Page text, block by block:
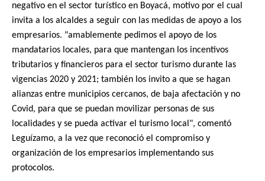
negativo en el sector turístico en Boyacá, motivo por el cual
invita a los alcaldes a seguir con las medidas de apoyo a los
empresarios. "amablemente pedimos el apoyo de los
mandatarios locales, para que mantengan los incentivos
tributarios y financieros para el sector turismo durante las
vigencias 2020 y 2021; también los invito a que se hagan
alianzas entre municipios cercanos, de baja afectación y no
Covid, para que se puedan movilizar personas de sus
localidades y se pueda activar el turismo local", comentó
Leguízamo, a la vez que reconoció el compromiso y
organización de los empresarios implementando sus
protocolos.